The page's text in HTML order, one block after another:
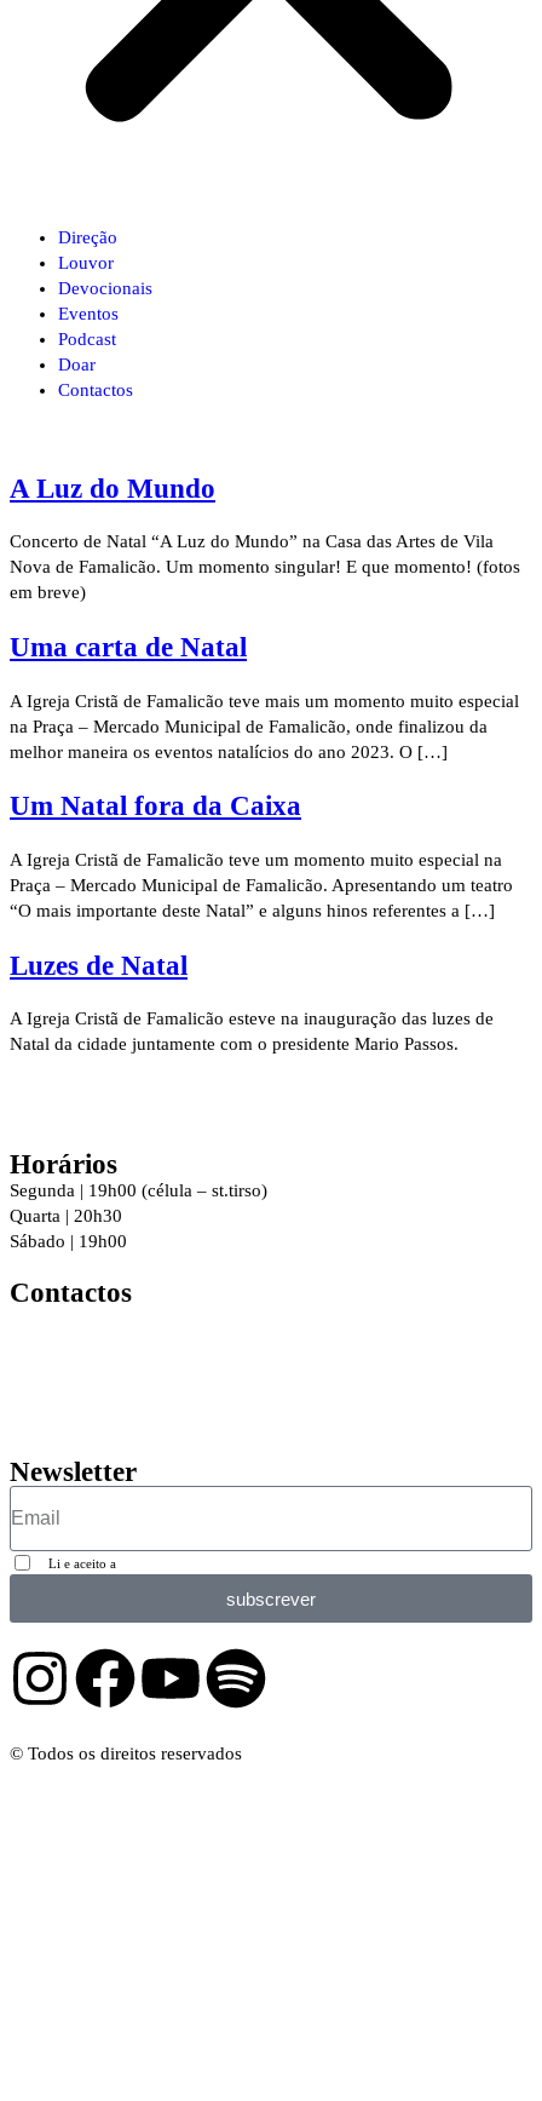
Direção
Louvor
Devocionais
Eventos
Podcast
Doar
Contactos
A Luz do Mundo
Concerto de Natal “A Luz do Mundo” na Casa das Artes de Vila
Nova de Famalicão. Um momento singular! E que momento! (fotos
em breve)
Uma carta de Natal
A Igreja Cristã de Famalicão teve mais um momento muito especial
na Praça – Mercado Municipal de Famalicão, onde finalizou da
melhor maneira os eventos natalícios do ano 2023. O […]
Um Natal fora da Caixa
A Igreja Cristã de Famalicão teve um momento muito especial na
Praça – Mercado Municipal de Famalicão. Apresentando um teatro
“O mais importante deste Natal” e alguns hinos referentes a […]
Luzes de Natal
A Igreja Cristã de Famalicão esteve na inauguração das luzes de
Natal da cidade juntamente com o presidente Mario Passos.
Horários
Segunda | 19h00 (célula – st.tirso)
Quarta | 20h30
Sábado | 19h00
Contactos
Newsletter
Li e aceito a
subscrever
© Todos os direitos reservados